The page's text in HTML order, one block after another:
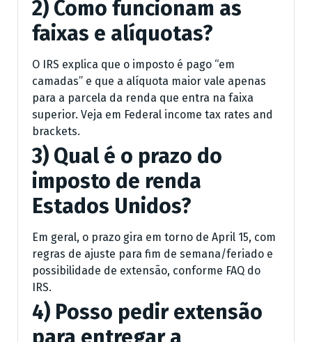
2) Como funcionam as
faixas e alíquotas?
O IRS explica que o imposto é pago “em
camadas” e que a alíquota maior vale apenas
para a parcela da renda que entra na faixa
superior. Veja em Federal income tax rates and
brackets.
3) Qual é o prazo do
imposto de renda
Estados Unidos?
Em geral, o prazo gira em torno de April 15, com
regras de ajuste para fim de semana/feriado e
possibilidade de extensão, conforme FAQ do
IRS.
4) Posso pedir extensão